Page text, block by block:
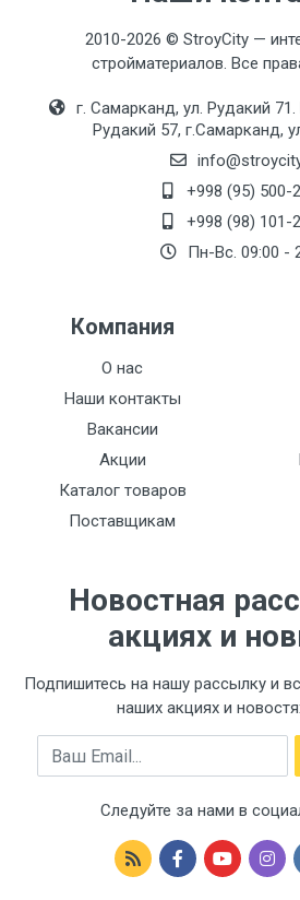
Oq/Xrom
Seramika patronlari
F51 (35mm)
2010-2026 © StroyCity —
стройматериалов. Все
г. Самарканд, ул. Рудакий
Рудакий 57, г.Самарканд,
+998 (95) 500-
+998 (98) 101-
Пн-Вс. 09:00 -
Компания
О нас
Наши контакты
Вакансии
Акции
Каталог товаров
Поставщикам
Новостная
акциях и
Подпишитесь на нашу рассылку и
наших акциях и
Email
Следуйте за нами в